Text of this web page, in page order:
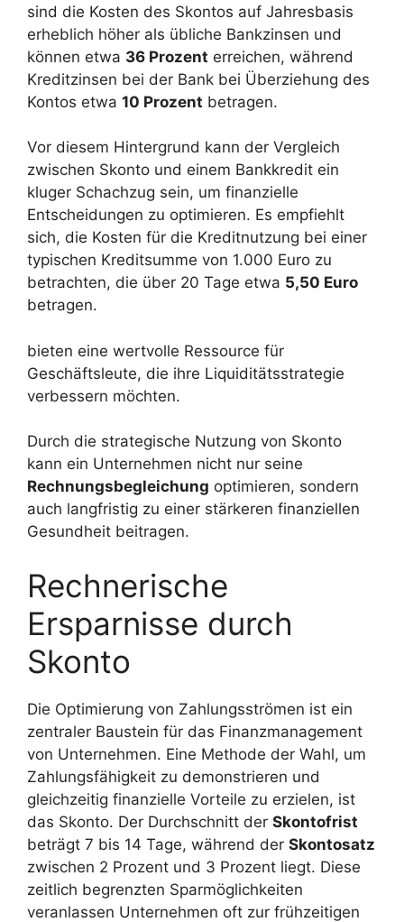
sind die Kosten des Skontos auf Jahresbasis
erheblich höher als übliche Bankzinsen und
können etwa 36 Prozent erreichen, während
Kreditzinsen bei der Bank bei Überziehung des
Kontos etwa 10 Prozent betragen.
Vor diesem Hintergrund kann der Vergleich
zwischen Skonto und einem Bankkredit ein
kluger Schachzug sein, um finanzielle
Entscheidungen zu optimieren. Es empfiehlt
sich, die Kosten für die Kreditnutzung bei einer
typischen Kreditsumme von 1.000 Euro zu
betrachten, die über 20 Tage etwa 5,50 Euro
betragen.
bieten eine wertvolle Ressource für
Geschäftsleute, die ihre Liquiditätsstrategie
verbessern möchten.
Durch die strategische Nutzung von Skonto
kann ein Unternehmen nicht nur seine
Rechnungsbegleichung optimieren, sondern
auch langfristig zu einer stärkeren finanziellen
Gesundheit beitragen.
Rechnerische
Ersparnisse durch
Skonto
Die Optimierung von Zahlungsströmen ist ein
zentraler Baustein für das Finanzmanagement
von Unternehmen. Eine Methode der Wahl, um
Zahlungsfähigkeit zu demonstrieren und
gleichzeitig finanzielle Vorteile zu erzielen, ist
das Skonto. Der Durchschnitt der Skontofrist
beträgt 7 bis 14 Tage, während der Skontosatz
zwischen 2 Prozent und 3 Prozent liegt. Diese
zeitlich begrenzten Sparmöglichkeiten
veranlassen Unternehmen oft zur frühzeitigen